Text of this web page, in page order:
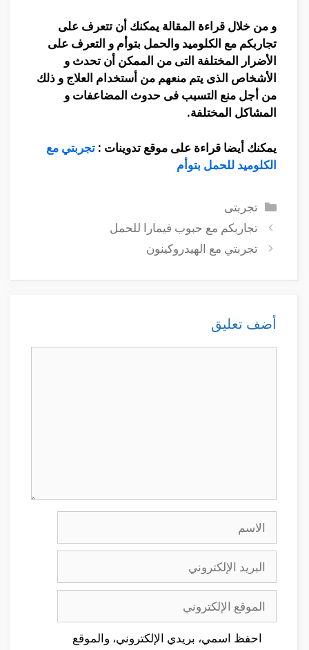
و من خلال قراءة المقالة يمكنك أن تتعرف على
تجاربكم مع الكلوميد والحمل بتوأم و التعرف على
الأضرار المختلفة التى من الممكن أن تحدث و
الأشخاص الذى يتم منعهم من أستخدام العلاج و ذلك
من أجل منع التسبب فى حدوث المضاعفات و
المشاكل المختلفة.
يمكنك أيضا قراءة على موقع تدوينات : تجربتي مع
الكلوميد للحمل بتوأم
التصنيفات
تجربتى
تجاربكم مع حبوب فيمارا للحمل
تجربتي مع الهيدروكينون
أضف تعليق
الإلكتروني
الإلكتروني
احفظ اسمي، بريدي الإلكتروني، والموقع